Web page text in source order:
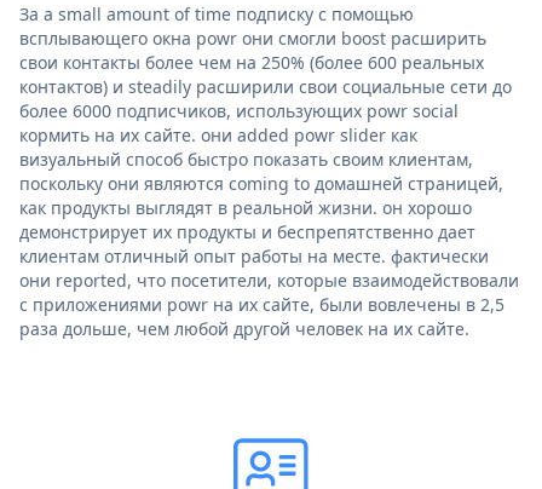
За a small amount of time подписку с помощью
всплывающего окна powr они смогли boost расширить
свои контакты более чем на 250% (более 600 реальных
контактов) и steadily расширили свои социальные сети до
более 6000 подписчиков, использующих powr social
кормить на их сайте. они added powr slider как
визуальный способ быстро показать своим клиентам,
поскольку они являются coming to домашней страницей,
как продукты выглядят в реальной жизни. он хорошо
демонстрирует их продукты и беспрепятственно дает
клиентам отличный опыт работы на месте. фактически
они reported, что посетители, которые взаимодействовали
с приложениями powr на их сайте, были вовлечены в 2,5
раза дольше, чем любой другой человек на их сайте.